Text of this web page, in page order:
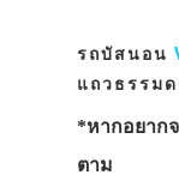
รถบัสนอน
แถวธรรมด
*หากอยาก
ตาม